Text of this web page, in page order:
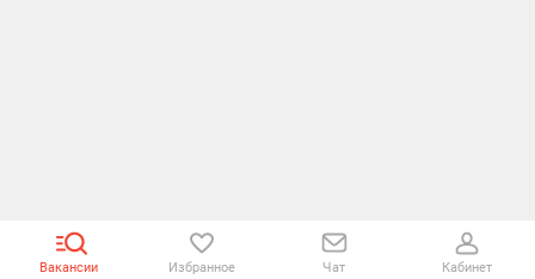
Вакансии Избранное Чат Кабинет